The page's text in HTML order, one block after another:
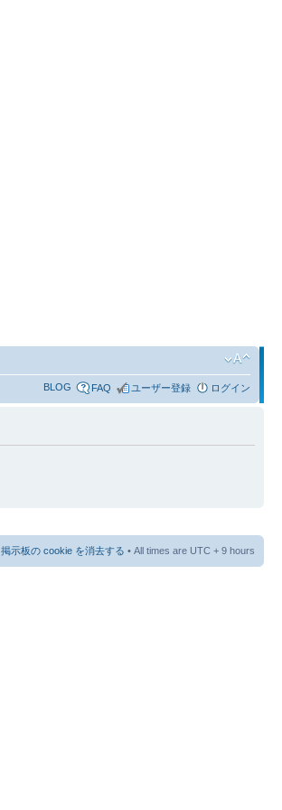
BLOG FAQ ユーザー登録 ログイン
掲示板の cookie を消去する • All times are UTC + 9 hours